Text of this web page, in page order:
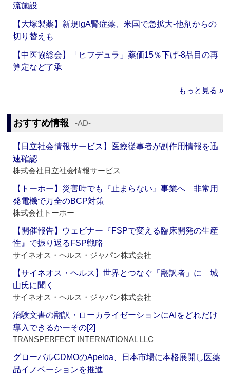
流施設
【大塚製薬】新規IgA腎症薬、米国で急拡大‐他剤からの
切り替えも
【中医協総会】「ヒフデュラ」薬価15％下げ‐8品目の再
算定など了承
もっと見る »
おすすめ情報 ‐AD‐
【日立社会情報サービス】医療従事者が副作用情報を迅
速確認
株式会社日立社会情報サービス
【トーホー】災害時でも『止まらない』事業へ 非常用
発電機で万全のBCP対策
株式会社トーホー
【開催報告】ウェビナー『FSPで変える臨床開発の生産
性』で振り返るFSP戦略
サイネオス・ヘルス・ジャパン株式会社
【サイネオス・ヘルス】世界とつなぐ「翻訳者」に 城
山氏に聞く
サイネオス・ヘルス・ジャパン株式会社
治験文書の翻訳・ローカライゼーションにAIをどれだけ
導入できるかーその[2]
TRANSPERFECT INTERNATIONAL LLC
グローバルCDMOのApeloa、日本市場に本格展開し医薬
品イノベーションを推進